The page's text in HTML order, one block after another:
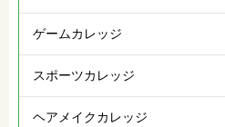
ゲームカレッジ
スポーツカレッジ
ヘアメイクカレッジ